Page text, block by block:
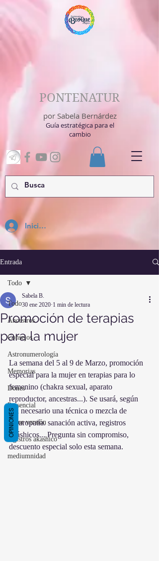
Inicia Sesión
PONTENATUR
por Sabela Bernárdez
Guía estratégica para el
cambio
Entrada
Todo
Ancestros
Consejos
Astronumerología
Memorias
Dones
Presencial
mejor versión
registros akashico
mediumnidad
Todo
Promoción de terapias
para la mujer
Sabela B.
30 ene 2020 1 min de lectura
La semana del 5 al 9 de Marzo, promoción
especial para la mujer en terapias para lo
femenino (chakra sexual, aparato
reproductor, ancestras...). Se usará, según
sea necesario una técnica o mezcla de
naturopatía. sanación activa, registros
akáshicos... Pregunta sin compromiso,
descuento especial solo esta semana.
OPINIONES